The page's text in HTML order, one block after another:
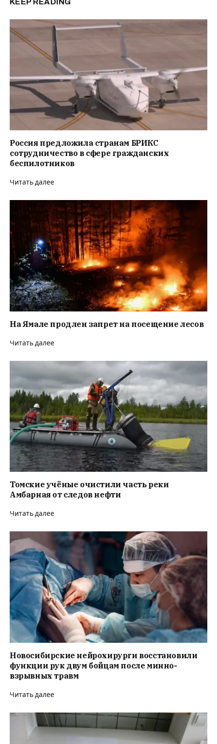
Россия предложила странам БРИКС
сотрудничество в сфере гражданских
беспилотников
Читать далее
На Ямале продлен запрет на посещение лесов
Читать далее
Томские учёные очистили часть реки
Амбарная от следов нефти
Читать далее
Новосибирские нейрохирурги восстановили
функции рук двум бойцам после минно-
взрывных травм
Читать далее